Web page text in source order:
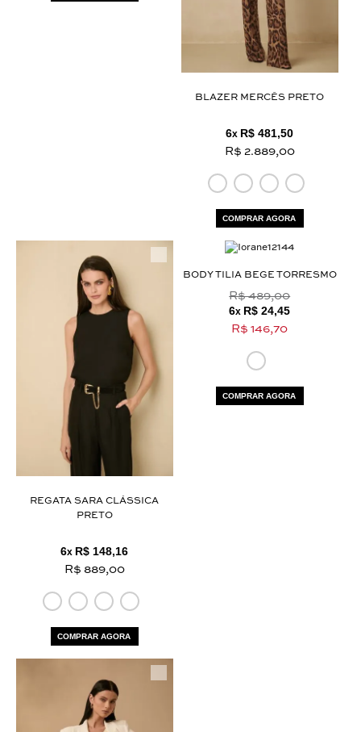
BLAZER MERCÊS PRETO
6x R$ 481,50
R$ 2.889,00
COMPRAR AGORA
REGATA SARA CLÁSSICA
PRETO
6x R$ 148,16
R$ 889,00
COMPRAR AGORA
BODY TILIA BEGE TORRESMO
R$ 489,00
6x R$ 24,45
R$ 146,70
COMPRAR AGORA